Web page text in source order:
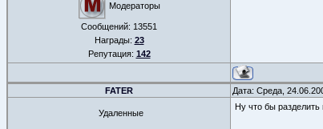
Модераторы
Сообщений: 13551
Награды: 23
Репутация: 142
FATER Дата: Среда,
Удаленные
Ну что бы